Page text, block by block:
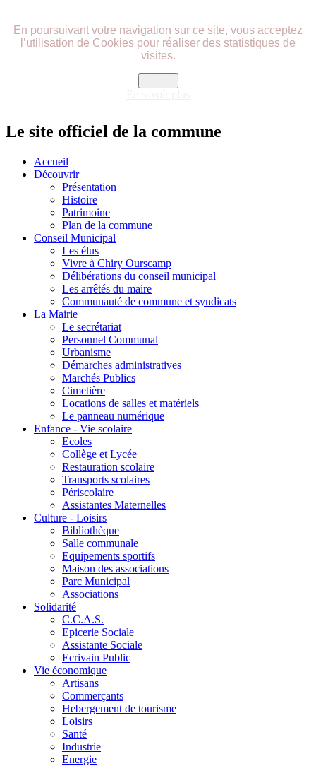
En poursuivant votre navigation sur ce site, vous acceptez
l’utilisation de Cookies pour réaliser des statistiques de
visites.
Le site officiel de la commune
Accueil
Découvrir
Présentation
Histoire
Patrimoine
Plan de la commune
Conseil Municipal
Les élus
Vivre à Chiry Ourscamp
Délibérations du conseil municipal
Les arrêtés du maire
Communauté de commune et syndicats
La Mairie
Le secrétariat
Personnel Communal
Urbanisme
Démarches administratives
Marchés Publics
Cimetière
Locations de salles et matériels
Le panneau numérique
Enfance - Vie scolaire
Ecoles
Collège et Lycée
Restauration scolaire
Transports scolaires
Périscolaire
Assistantes Maternelles
Culture - Loisirs
Bibliothèque
Salle communale
Equipements sportifs
Maison des associations
Parc Municipal
Associations
Solidarité
C.C.A.S.
Epicerie Sociale
Assistante Sociale
Ecrivain Public
Vie économique
Artisans
Commerçants
Hebergement de tourisme
Loisirs
Santé
Industrie
Energie